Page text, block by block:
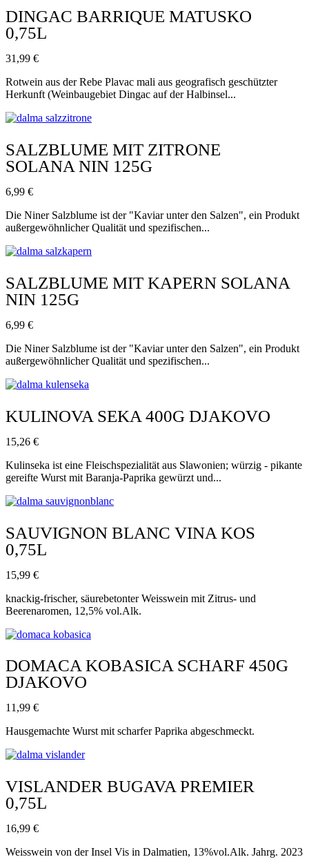
DINGAC BARRIQUE MATUSKO
0,75L
31,99 €
Rotwein aus der Rebe Plavac mali aus geografisch geschützter
Herkunft (Weinbaugebiet Dingac auf der Halbinsel...
SALZBLUME MIT ZITRONE
SOLANA NIN 125G
6,99 €
Die Niner Salzblume ist der "Kaviar unter den Salzen", ein Produkt
außergewöhnlicher Qualität und spezifischen...
SALZBLUME MIT KAPERN SOLANA
NIN 125G
6,99 €
Die Niner Salzblume ist der "Kaviar unter den Salzen", ein Produkt
außergewöhnlicher Qualität und spezifischen...
KULINOVA SEKA 400G DJAKOVO
15,26 €
Kulinseka ist eine Fleischspezialität aus Slawonien; würzig - pikante
gereifte Wurst mit Baranja-Paprika gewürzt und...
SAUVIGNON BLANC VINA KOS
0,75L
15,99 €
knackig-frischer, säurebetonter Weisswein mit Zitrus- und
Beerenaromen, 12,5% vol.Alk.
DOMACA KOBASICA SCHARF 450G
DJAKOVO
11,99 €
Hausgemachte Wurst mit scharfer Paprika abgeschmeckt.
VISLANDER BUGAVA PREMIER
0,75L
16,99 €
Weisswein von der Insel Vis in Dalmatien, 13%vol.Alk. Jahrg. 2023